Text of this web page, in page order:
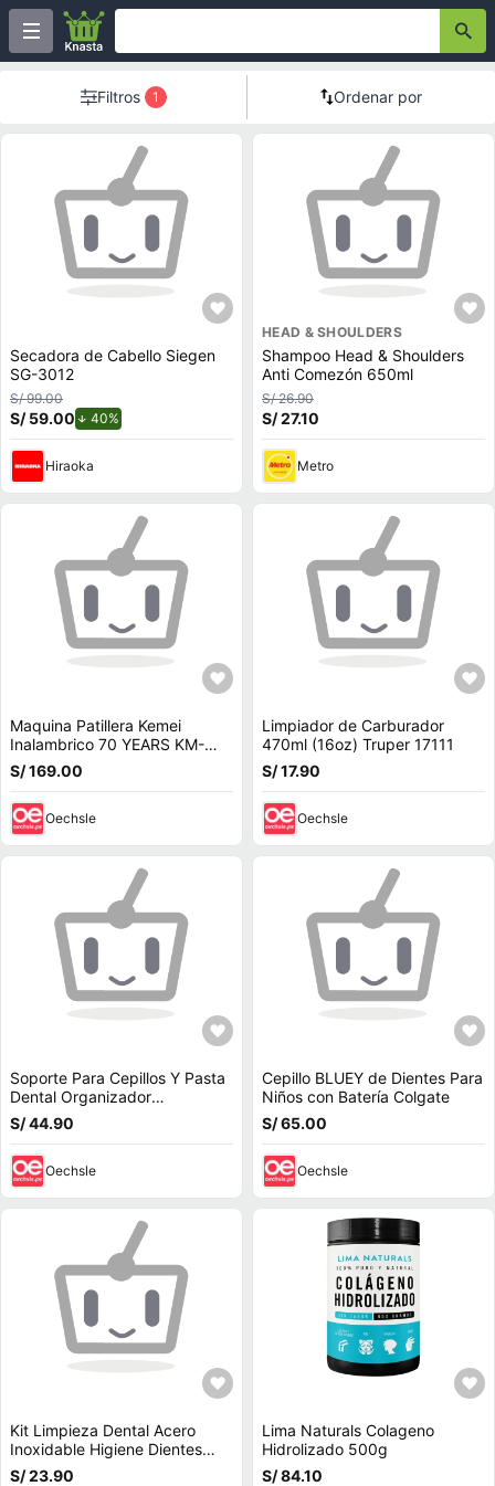
Filtros 1 Ordenar por
Secadora de Cabello Siegen
SG-3012
S/ 99.00
S/ 59.00 40%
Hiraoka
HEAD & SHOULDERS
Shampoo Head & Shoulders
Anti Comezón 650ml
S/ 26.90
S/ 27.10
Metro
Maquina Patillera Kemei
Inalambrico 70 YEARS KM-
1949 Dorado
S/ 169.00
Oechsle
Limpiador de Carburador
470ml (16oz) Truper 17111
S/ 17.90
Oechsle
Soporte Para Cepillos Y Pasta
Dental Organizador
Esterilizador
S/ 44.90
Oechsle
Cepillo BLUEY de Dientes Para
Niños con Batería Colgate
S/ 65.00
Oechsle
Kit Limpieza Dental Acero
Inoxidable Higiene Dientes
7pcs
S/ 23.90
Lima Naturals Colageno
Hidrolizado 500g
S/ 84.10